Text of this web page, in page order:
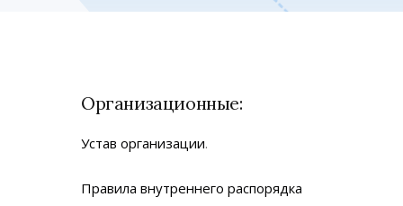
Организационные:
Устав организации.
Правила внутреннего распорядка